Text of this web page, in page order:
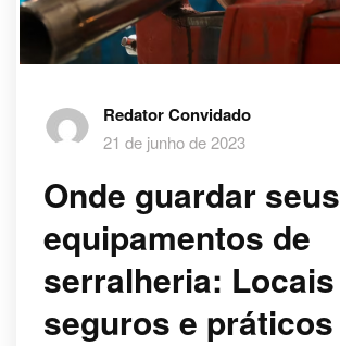
Redator Convidado
21 de junho de 2023
Onde guardar seus
equipamentos de
serralheria: Locais
seguros e práticos